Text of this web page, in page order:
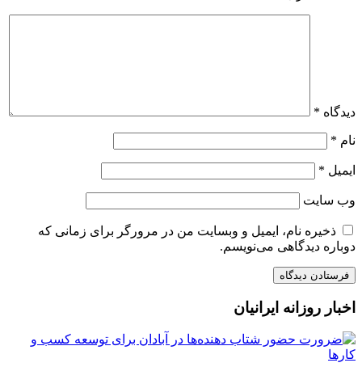
دیدگاه *
نام *
ایمیل *
وب‌ سایت
ذخیره نام، ایمیل و وبسایت من در مرورگر برای زمانی که
دوباره دیدگاهی می‌نویسم.
اخبار روزانه ایرانیان